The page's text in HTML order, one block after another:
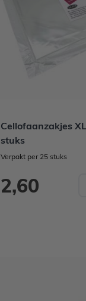
Cellofaanzakjes
stuks
Verpakt per 25 stuks
2,60